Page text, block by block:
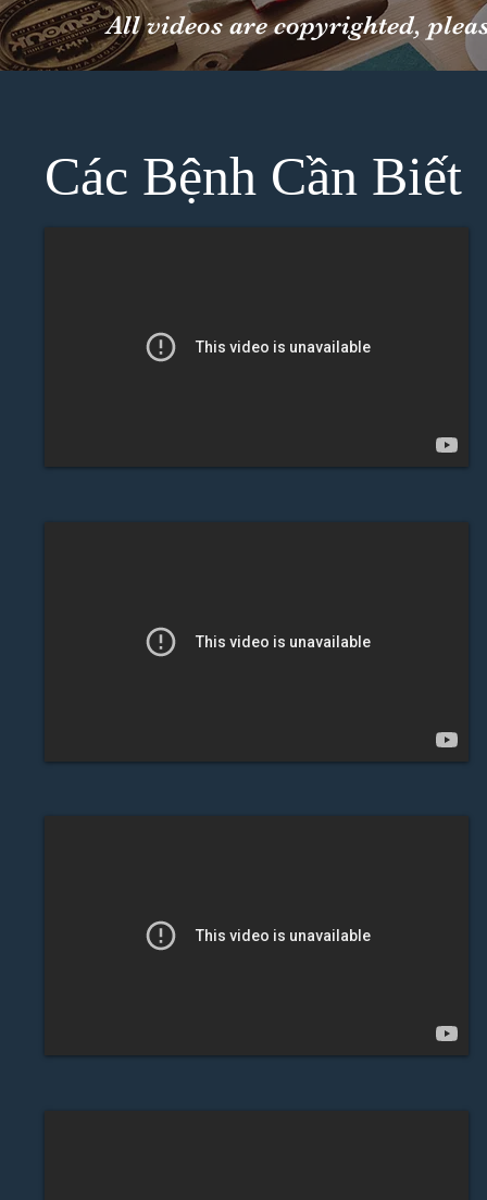
All videos are copyrighted,
Các Bệnh Cần Biết